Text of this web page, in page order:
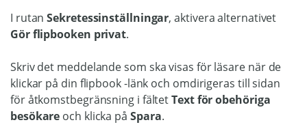
I rutanSekretessinställningar, aktivera alternativet
Gör flipbooken privat.
Skriv det meddelande som ska visas för läsare när de
klickar på din flipbook -länk och omdirigeras till sidan
för åtkomstbegränsning i fältetText för obehöriga
besökare och klicka på Spara.